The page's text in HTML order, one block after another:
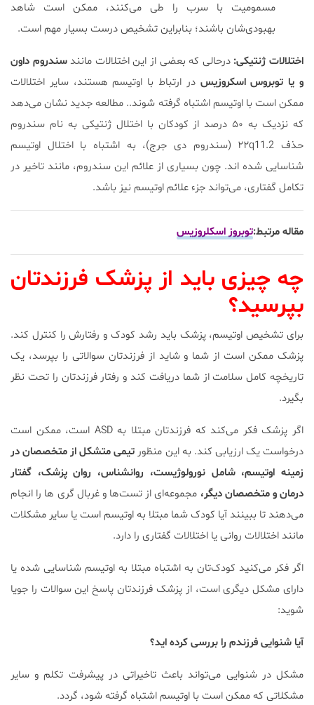
مسمومیت با سرب را طی می‌کنند، ممکن است شاهد
بهبودی‌شان باشند؛ بنابراین تشخیص درست بسیار مهم است.
اختلالات ژنتیکی: درحالی که بعضی از این اختلالات مانندسندروم داون
و یا توبروس اسکروزیس در ارتباط با اوتیسم هستند، سایر اختلالات
ممکن است با اوتیسم اشتباه گرفته شوند.. مطالعه جدید نشان می‌دهد
که نزدیک به ۵۰ درصد از کودکان با اختلال ژنتیکی به نام سندروم
حذف ۲۲q11.2 (سندروم دی جرج)، به اشتباه با اختلال اوتیسم
شناسایی شده اند. چون بسیاری از علائم این سندروم، مانند تاخیر در
تکامل گفتاری، می‌تواند جزء علائم اوتیسم نیز باشد.
مقاله مرتبط:توبروز اسکلروزیس
چه چیزی باید از پزشک فرزندتان
بپرسید؟
برای تشخیص اوتیسم، پزشک باید رشد کودک و رفتارش را کنترل کند.
پزشک ممکن است از شما و شاید از فرزندتان سوالاتی را بپرسد، یک
تاریخچه کامل سلامت از شما دریافت کند و رفتار فرزندتان را تحت نظر
بگیرد.
اگر پزشک فکر می‌کند که فرزندتان مبتلا به ASD است، ممکن است
درخواست یک ارزیابی کند. به این منظورتیمی متشکل از متخصصان در
زمینه اوتیسم، شامل نورولوژیست، روانشناس، روان پزشک، گفتار
درمان و متخصصان دیگر، مجموعه‌ای از تست‌ها و غربال گری ‌ها را انجام
می‌دهند تا ببینند آیا کودک شما مبتلا به اوتیسم است یا سایر مشکلات
مانند اختلالات روانی یا اختلالات گفتاری را دارد.
اگر فکر می‌کنید کودک‌تان به اشتباه مبتلا به اوتیسم شناسایی شده یا
دارای مشکل دیگری است، از پزشک فرزندتان پاسخ این سوالات را جویا
شوید:
آیا شنوایی فرزندم را بررسی کرده اید؟
مشکل در شنوایی می‌تواند باعث تاخیراتی در پیشرفت تکلم و سایر
مشکلاتی که ممکن است با اوتیسم اشتباه گرفته شود، گردد.